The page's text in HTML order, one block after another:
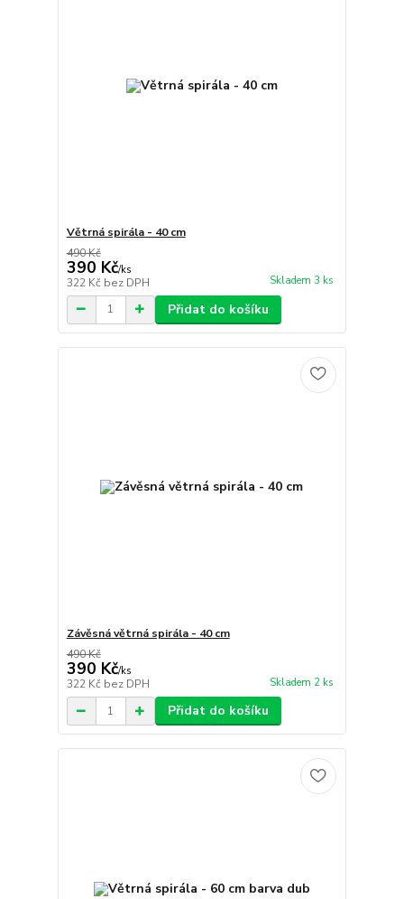
Větrná spirála - 40 cm
490 Kč
390 Kč/ks
322 Kč bez DPH Skladem 3 ks
Přidat do košíku
Závěsná větrná spirála - 40 cm
490 Kč
390 Kč/ks
322 Kč bez DPH Skladem 2 ks
Přidat do košíku